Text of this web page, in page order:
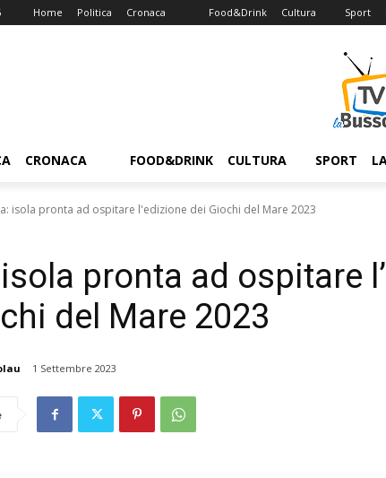
Home Politica Cronaca Food&Drink Cultura Sport
CRONACA FOOD&DRINK CULTURA SPORT
isola pronta ad ospitare l'edizione dei Giochi del Mare 2023
pronta ad ospitare
del Mare 2023
1 Settembre 2023